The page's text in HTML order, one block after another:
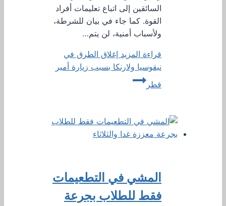
السائقين إلى اتباع تعليمات أفراد
القوة. كما جاء في بيان للشرطة،
ولأسباب أمنية، لن يتم…
قراءة المزيد إغلاق الطرق في
نيقوسيا ولارنكا بسبب زيارة أمير
قطر
المشي في التطعيمات
فقط للطلاب بجرعة